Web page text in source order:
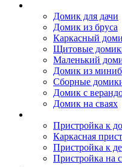
Домик для дачи
Домик из бруса
Каркасный
Щитовые
Маленький
Домик из
Сборные
Домик с
Домик на сваях
Пристройка к
Каркасная
Пристройка к
Пристройка на